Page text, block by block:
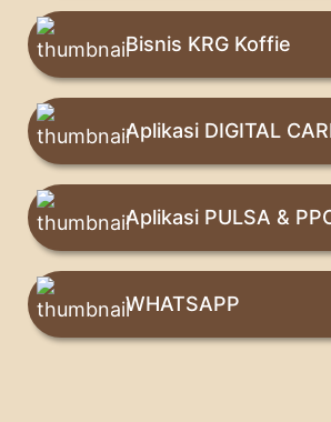
Bisnis KRG Koffie
Aplikasi DIGITAL
Aplikasi PULSA &
WHATSAPP